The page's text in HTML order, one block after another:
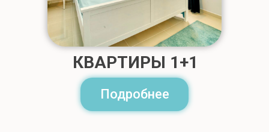
КВАРТИРЫ 1+1
Подробнее